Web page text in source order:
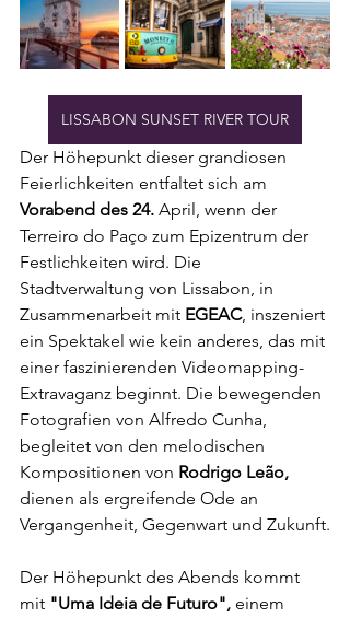
LISSABON SUNSET RIVER TOUR
Der Höhepunkt dieser grandiosen
Feierlichkeiten entfaltet sich am
Vorabend des 24. April, wenn der
Terreiro do Paço zum Epizentrum der
Festlichkeiten wird. Die
Stadtverwaltung von Lissabon, in
Zusammenarbeit mit EGEAC, inszeniert
ein Spektakel wie kein anderes, das mit
einer faszinierenden Videomapping-
Extravaganz beginnt. Die bewegenden
Fotografien von Alfredo Cunha,
begleitet von den melodischen
Kompositionen von Rodrigo Leão,
dienen als ergreifende Ode an
Vergangenheit, Gegenwart und Zukunft.
Der Höhepunkt des Abends kommt
mit "Uma Ideia de Futuro", einem